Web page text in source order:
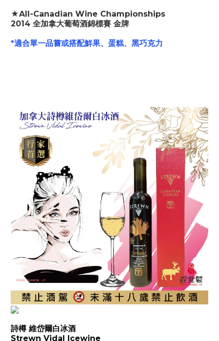
★All-Canadian Wine Championships
2014 全加拿大葡萄酒錦標賽 金牌
*適合單一品嘗或搭配鮮果、蛋糕、黑巧克力
詩樽 維岱爾白冰酒
Strewn Vidal Icewine